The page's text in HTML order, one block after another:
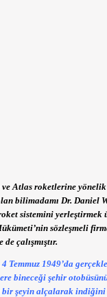
Atlas roketlerine
bilimadamı Dr. Daniel
sistemini yerleştirmek
sözleşmeli
çalışmıştır.
Temmuz 1949’da
bineceği şehir
bir şeyin alçalarak